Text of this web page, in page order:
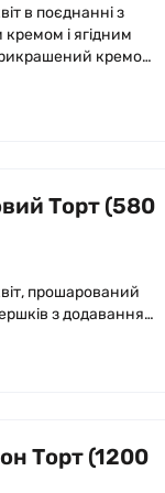
в поєднанні з
і ягідним
кремом
Торт (580
прошарований
з додаванням
кремом з вершків
Торт (1200